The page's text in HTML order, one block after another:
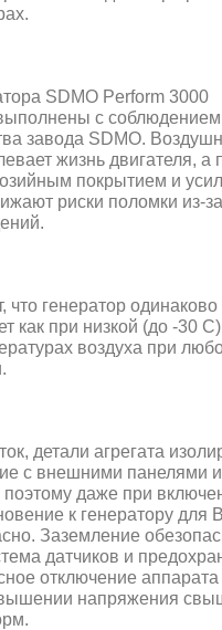
SDMO Perform 3000
с
завода SDMO.
жизнь двигателя, а
покрытием и
риски поломки из-за
что генератор одинаково
как при низкой (до -30
воздуха при
детали агрегата
с внешними панелями
даже при
к генератору для
Заземление
датчиков и
отключение аппарата
напряжения